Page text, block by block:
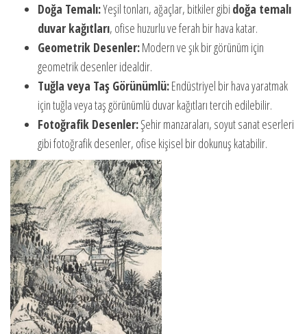
Doğa Temalı:Yeşil tonları, ağaçlar, bitkiler gibi doğa temalı
duvar kağıtları, ofise huzurlu ve ferah bir hava katar.
Geometrik Desenler:Modern ve şık bir görünüm için
geometrik desenler idealdir.
Tuğla veya Taş Görünümlü:Endüstriyel bir hava yaratmak
için tuğla veya taş görünümlü duvar kağıtları tercih edilebilir.
Fotoğrafik Desenler:Şehir manzaraları, soyut sanat eserleri
gibi fotoğrafik desenler, ofise kişisel bir dokunuş katabilir.